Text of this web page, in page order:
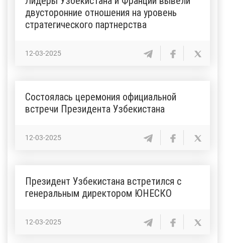
двусторонние отношения на уровень
стратегического партнерства
12-03-2025
Состоялась церемония официальной
встречи Президента Узбекистана
12-03-2025
Президент Узбекистана встретился с
генеральным директором ЮНЕСКО
12-03-2025